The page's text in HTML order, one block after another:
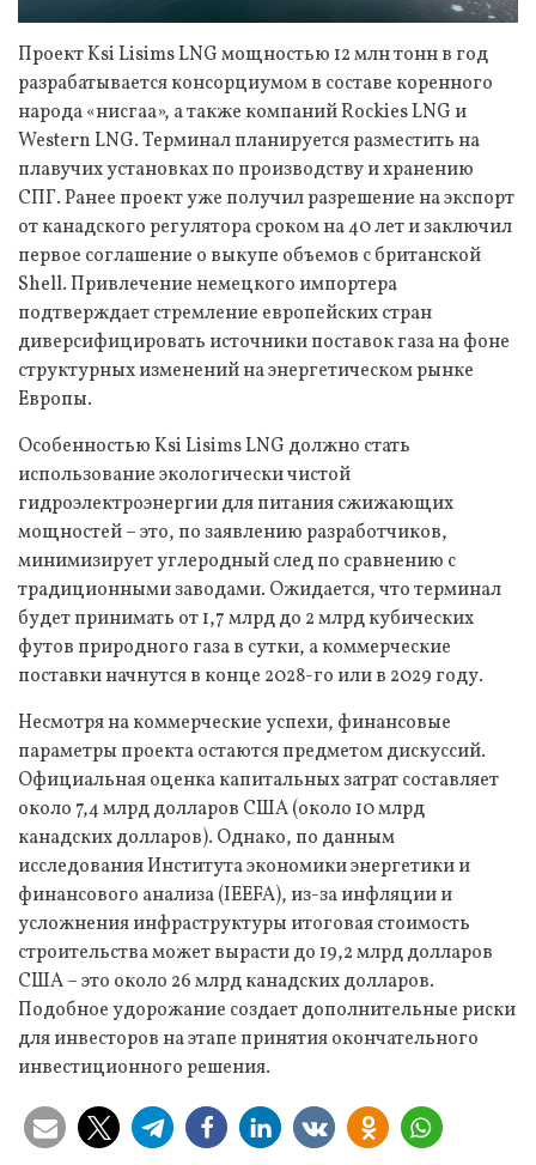
Проект Ksi Lisims LNG мощностью 12 млн тонн в год
разрабатывается консорциумом в составе коренного
народа «нисгаа», а также компаний Rockies LNG и
Western LNG. Терминал планируется разместить на
плавучих установках по производству и хранению
СПГ. Ранее проект уже получил разрешение на экспорт
от канадского регулятора сроком на 40 лет и заключил
первое соглашение о выкупе объемов с британской
Shell. Привлечение немецкого импортера
подтверждает стремление европейских стран
диверсифицировать источники поставок газа на фоне
структурных изменений на энергетическом рынке
Европы.
Особенностью Ksi Lisims LNG должно стать
использование экологически чистой
гидроэлектроэнергии для питания сжижающих
мощностей – это, по заявлению разработчиков,
минимизирует углеродный след по сравнению с
традиционными заводами. Ожидается, что терминал
будет принимать от 1,7 млрд до 2 млрд кубических
футов природного газа в сутки, а коммерческие
поставки начнутся в конце 2028-го или в 2029 году.
Несмотря на коммерческие успехи, финансовые
параметры проекта остаются предметом дискуссий.
Официальная оценка капитальных затрат составляет
около 7,4 млрд долларов США (около 10 млрд
канадских долларов). Однако, по данным
исследования Института экономики энергетики и
финансового анализа (IEEFA), из-за инфляции и
усложнения инфраструктуры итоговая стоимость
строительства может вырасти до 19,2 млрд долларов
США – это около 26 млрд канадских долларов.
Подобное удорожание создает дополнительные риски
для инвесторов на этапе принятия окончательного
инвестиционного решения.